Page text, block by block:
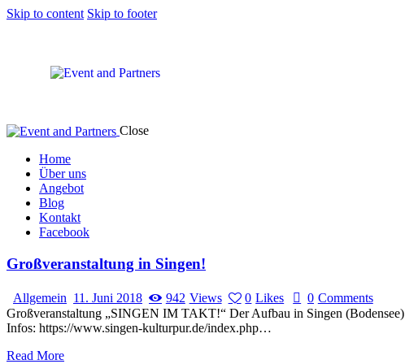
Skip to content Skip to footer
Close
Home
Über uns
Angebot
Blog
Kontakt
Facebook
Großveranstaltung in Singen!
Allgemein 11. Juni 2018 942 Views 0 Likes 0 Comments
Großveranstaltung „SINGEN IM TAKT!“ Der Aufbau in Singen
Infos: https://www.singen-kulturpur.de/index.php…
Read More